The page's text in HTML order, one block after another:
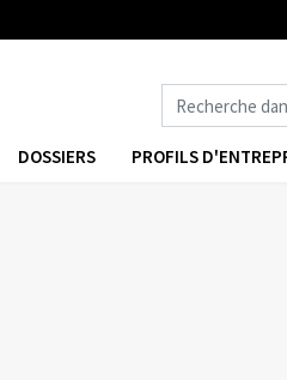
DOSSIERS PROFILS